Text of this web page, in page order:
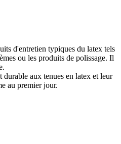
d'entretien typiques du latex tels
ou les produits de polissage. Il
aux tenues en latex et leur
au premier jour.